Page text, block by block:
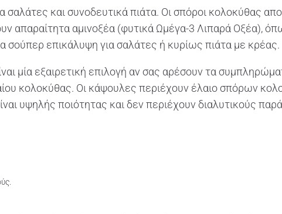
σαλάτες και συνοδευτικά πιάτα. Οι σπόροι κολοκύθας
απαραίτητα αμινοξέα (φυτικά Ωμέγα-3 Λιπαρά Οξέα),
σούπερ επικάλυψη για σαλάτες ή κυρίως πιάτα με κρέας.
μία εξαιρετική επιλογή αν σας αρέσουν τα
κολοκύθας. Οι κάψουλες περιέχουν έλαιο σπόρων
υψηλής ποιότητας και δεν περιέχουν διαλυτικούς